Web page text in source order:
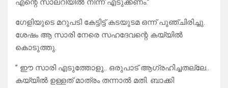
എന്റെ സാലറിയിൽ നിന്ന് എടുക്കണം.”
ഗേളിയുടെ മറുപടി കേട്ടിട്ട് കടയുടമ ഒന്ന് പുഞ്ചിരിച്ചു.
ശേഷം ആ സാരി നേരെ സഹദേവന്റെ കയ്യിൽ
കൊടുത്തു.
” ഈ സാരി എടുത്തോളൂ.. ഒരുപാട് ആഗ്രഹിച്ചതല്ലേ..
കയ്യിൽ ഉള്ളത് മാത്രം തന്നാൽ മതി. ബാക്കി